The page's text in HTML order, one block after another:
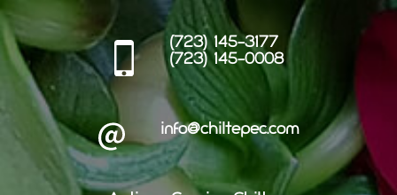
(723) 145-3177
(723) 145-0008
info@chiltepec.com